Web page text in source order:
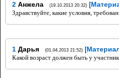
2 Анжела (19.10.2013 20:32) [
Здравствуйте, какие условия,
1 Дарья (01.04.2013 21:52) [
Какой возраст должен быть у